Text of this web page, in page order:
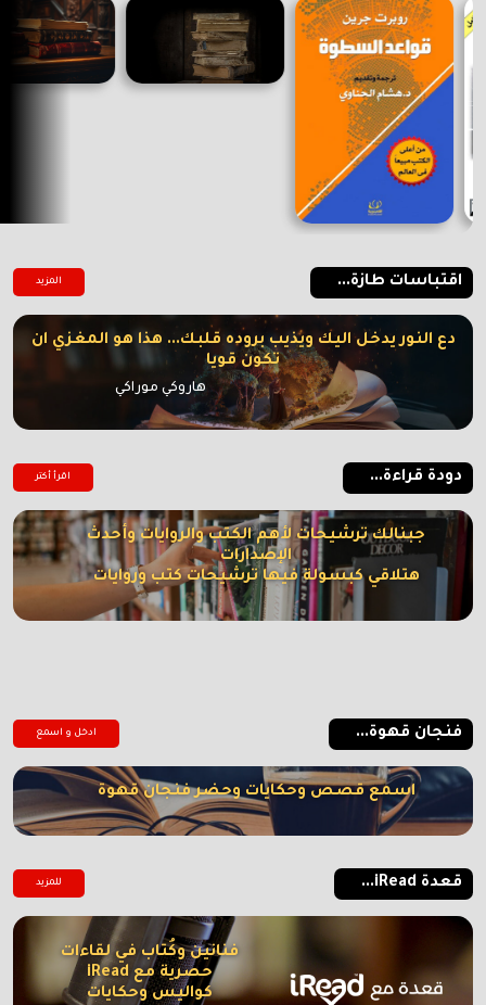
اقتباسات طازة... المزيد
دع النور يدخل اليك ويذيب بروده قلبك... هذا هو المغزي ان
تكون قويا
هاروكي موراكي
دودة قراءة... اقرأ أكتر
جبنالك ترشيحات لأهم الكتب والروايات وأحدث
الإصدارات
هتلاقي كبسولة فيها ترشيحات كتب وروايات
فنجان قهوة... ادخل و اسمع
اسمع قصص وحكايات وحضر فنجان قهوة
قعدة iRead... للمزيد
فنانين وكُتاب في لقاءات
حصرية مع iRead
كواليس وحكايات